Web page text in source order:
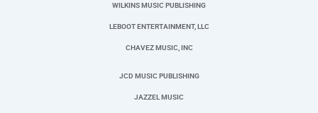
WILKINS MUSIC PUBLISHING
LEBOOT ENTERTAINMENT, LLC
CHAVEZ MUSIC, INC
JCD MUSIC PUBLISHING
JAZZEL MUSIC